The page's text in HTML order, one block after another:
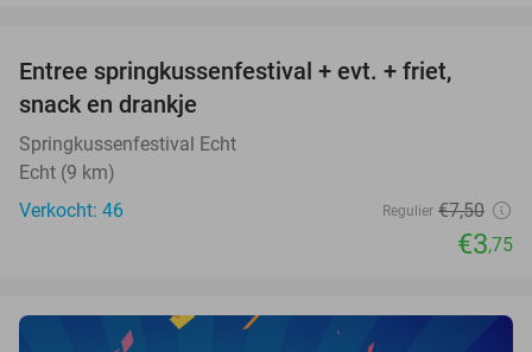
TODAY
Entree springkussenfestival + evt. + friet,
snack en drankje
Springkussenfestival Echt
Echt (9 km)
Verkocht: 46
Regulier €7,50
€3,75